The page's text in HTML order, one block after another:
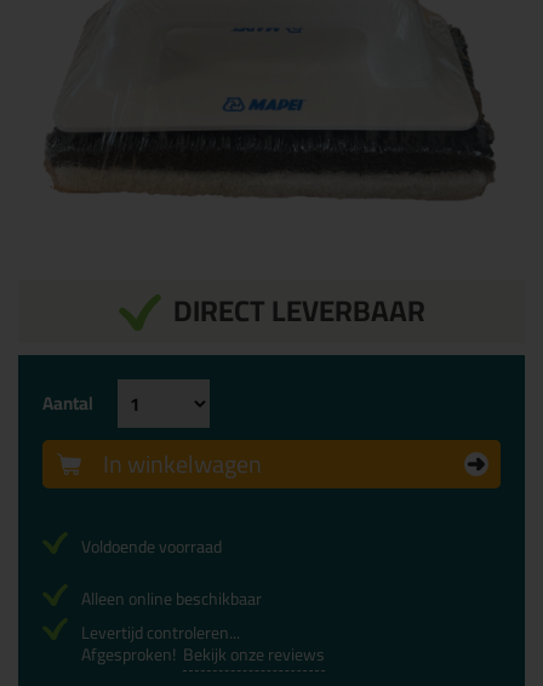
DIRECT LEVERBAAR
Aantal
In winkelwagen
Voldoende voorraad
Alleen online beschikbaar
Levertijd controleren...
Afgesproken! Bekijk onze reviews